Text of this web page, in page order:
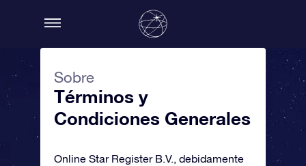
Sobre
Términos y
Condiciones Generales
Online Star Register B.V., debidamente